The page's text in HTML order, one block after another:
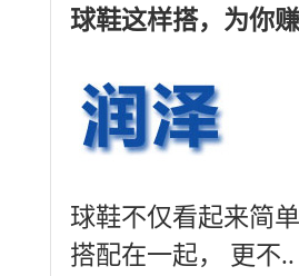
球鞋这样搭，为你
球鞋不仅看起来简
搭配在一起， 更不..